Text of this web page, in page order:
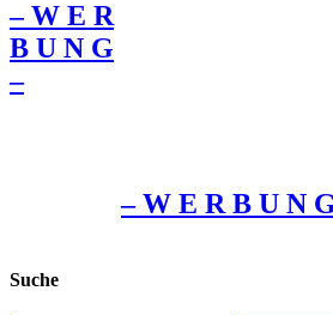
– W Ε R
Β U Ν G
–
– W Ε R Β U Ν
Suche